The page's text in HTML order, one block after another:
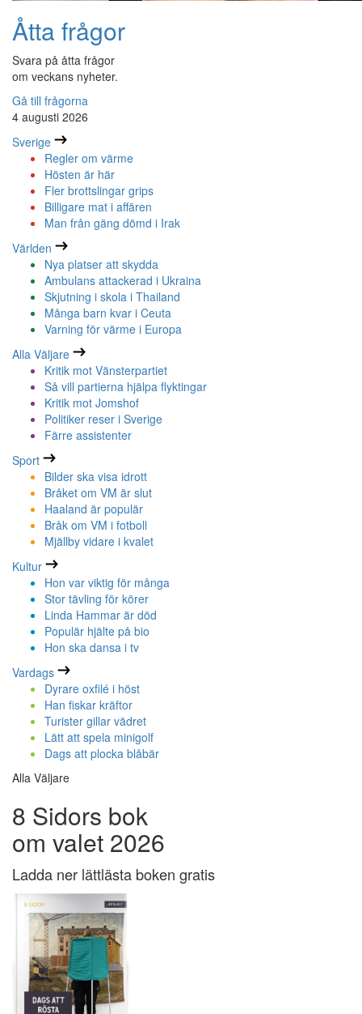
Åtta frågor
Svara på åtta frågor
om veckans nyheter.
Gå till frågorna
4 augusti 2026
Sverige
Regler om värme
Hösten är här
Fler brottslingar grips
Billigare mat i affären
Man från gäng dömd i Irak
Världen
Nya platser att skydda
Ambulans attackerad i Ukraina
Skjutning i skola i Thailand
Många barn kvar i Ceuta
Varning för värme i Europa
Alla Väljare
Kritik mot Vänsterpartiet
Så vill partierna hjälpa flyktingar
Kritik mot Jomshof
Politiker reser i Sverige
Färre assistenter
Sport
Bilder ska visa idrott
Bråket om VM är slut
Haaland är populär
Bråk om VM i fotboll
Mjällby vidare i kvalet
Kultur
Hon var viktig för många
Stor tävling för körer
Linda Hammar är död
Populär hjälte på bio
Hon ska dansa i tv
Vardags
Dyrare oxfilé i höst
Han fiskar kräftor
Turister gillar vädret
Lätt att spela minigolf
Dags att plocka blåbär
Alla Väljare
8 Sidors bok
om valet 2026
Ladda ner lättlästa boken gratis